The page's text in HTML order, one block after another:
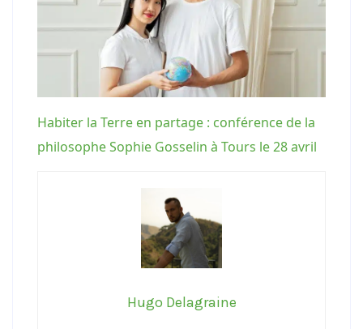
Habiter la Terre en partage : conférence de la
philosophe Sophie Gosselin à Tours le 28 avril
Hugo Delagraine